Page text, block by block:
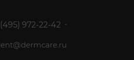
972-22-42